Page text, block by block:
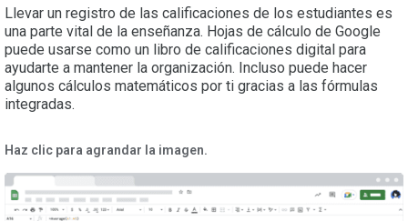
Llevar un registro de las calificaciones de los estudiantes es
una parte vital de la enseñanza. Hojas de cálculo de Google
puede usarse como un libro de calificaciones digital para
ayudarte a mantener la organización. Incluso puede hacer
algunos cálculos matemáticos por ti gracias a las fórmulas
integradas.
Haz clic para agrandar la imagen.